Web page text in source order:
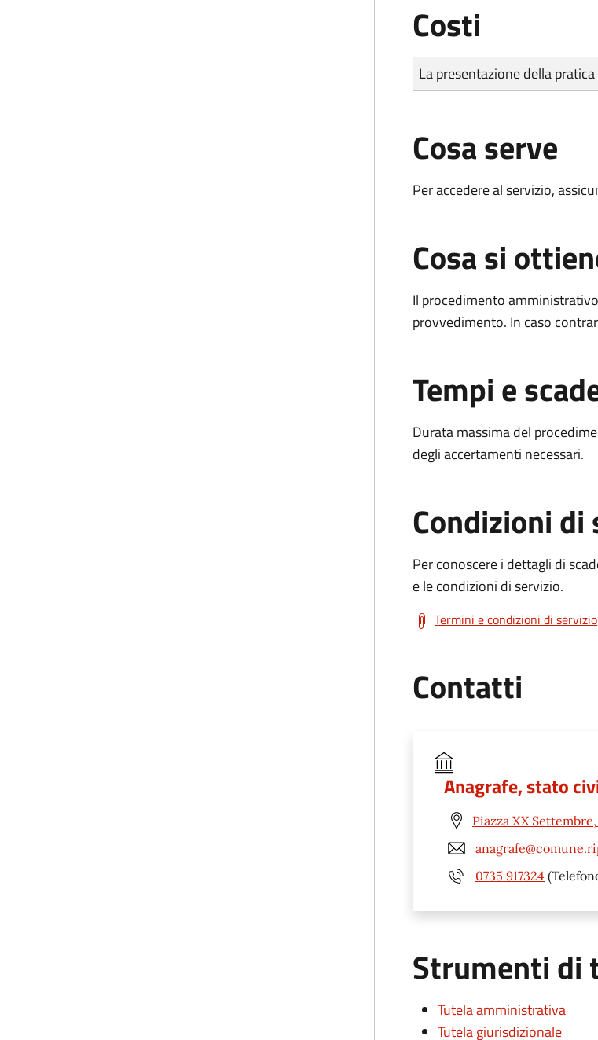
Costi
Tipo di pagamento
Importo
La presentazione della
Cosa serve
Per accedere al servizio,
Cosa si
Il procedimento
provvedimento. In caso
Tempi e
Durata massima del
degli accertamenti necessari.
Condizioni di
Per conoscere i dettagli di
e le condizioni di servizio.
Termini e condizioni di servizio
Contatti
Anagrafe, stato
Piazza XX
0735 917324
Strumenti di
Tutela amministrativa
Tutela giurisdizionale